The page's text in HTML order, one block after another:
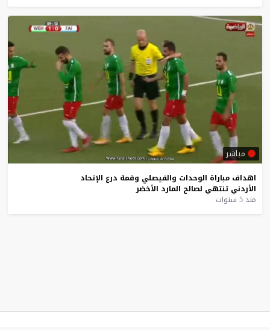
مباشر
اهداف مباراة الوحدات والفيصلي وقمة درع الإتحاد
الأردني تنتهي لصالح المارد الأخضر
منذ 5 سنوات